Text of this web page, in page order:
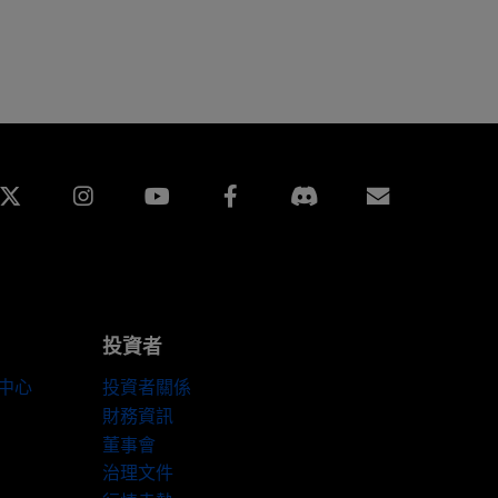
Instagram Facebook
心
投資者
投資者關係
財務資訊
董事會
治理文件